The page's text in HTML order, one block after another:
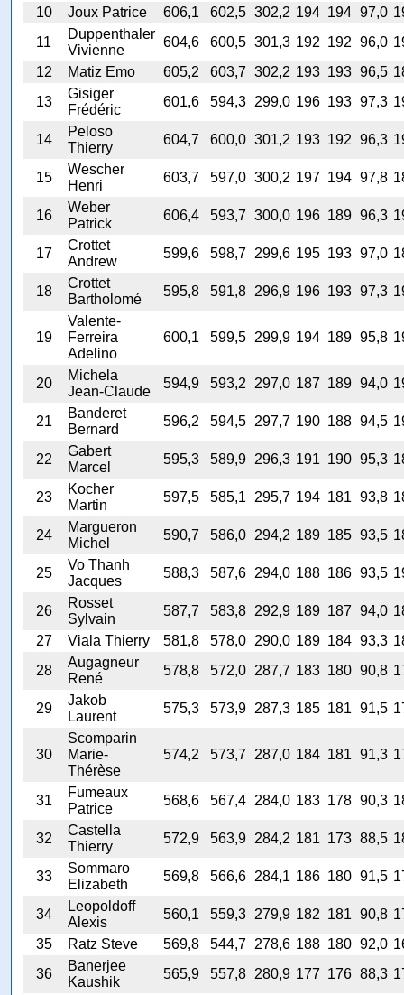
10
Joux Patrice 606,1 602,5 302,2 194 194 97,0
11
Duppenthaler
Vivienne
604,6 600,5 301,3 192 192 96,0
12
Matiz Emo 605,2 603,7 302,2 193 193 96,5
13
Gisiger
Frédéric
601,6 594,3 299,0 196 193 97,3
14
Peloso
Thierry
604,7 600,0 301,2 193 192 96,3
15
Wescher
Henri
603,7 597,0 300,2 197 194 97,8
16
Weber
Patrick
606,4 593,7 300,0 196 189 96,3
17
Crottet
Andrew
599,6 598,7 299,6 195 193 97,0
18
Crottet
Bartholomé
595,8 591,8 296,9 196 193 97,3
19
Valente-
Ferreira
Adelino
600,1 599,5 299,9 194 189 95,8
20
Michela
Jean-Claude
594,9 593,2 297,0 187 189 94,0
21
Banderet
Bernard
596,2 594,5 297,7 190 188 94,5
22
Gabert
Marcel
595,3 589,9 296,3 191 190 95,3
23
Kocher
Martin
597,5 585,1 295,7 194 181 93,8
24
Margueron
Michel
590,7 586,0 294,2 189 185 93,5
25
Vo Thanh
Jacques
588,3 587,6 294,0 188 186 93,5
26
Rosset
Sylvain
587,7 583,8 292,9 189 187 94,0
27
Viala Thierry 581,8 578,0 290,0 189 184 93,3
28
Augagneur
René
578,8 572,0 287,7 183 180 90,8
29
Jakob
Laurent
575,3 573,9 287,3 185 181 91,5
30
Scomparin
Marie-
Thérèse
574,2 573,7 287,0 184 181 91,3
31
Fumeaux
Patrice
568,6 567,4 284,0 183 178 90,3
32
Castella
Thierry
572,9 563,9 284,2 181 173 88,5
33
Sommaro
Elizabeth
569,8 566,6 284,1 186 180 91,5
34
Leopoldoff
Alexis
560,1 559,3 279,9 182 181 90,8
35
Ratz Steve 569,8 544,7 278,6 188 180 92,0
36
Banerjee
Kaushik
565,9 557,8 280,9 177 176 88,3